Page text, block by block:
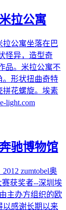
拉公寓
拉公寓坐落在巴
怪异，造型奇
品。米拉公寓不
。形状扭曲奇特
拼花螺旋。埃素
light.com
驰博物馆
zumtobel奥
获奖者--深圳埃
主办方组织的欧
以感谢长期以来